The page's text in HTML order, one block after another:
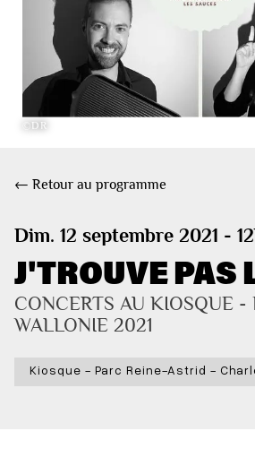
©DR
← Retour au programme
Dim. 12 septembre 2021 -
J'TROUVE PAS
CONCERTS AU KIOSQUE -
WALLONIE 2021
Kiosque - Parc Reine-Astrid -